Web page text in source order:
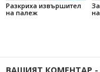
Разкриха извършител
на палеж
ВАШИЯТ КОМЕНТАР -